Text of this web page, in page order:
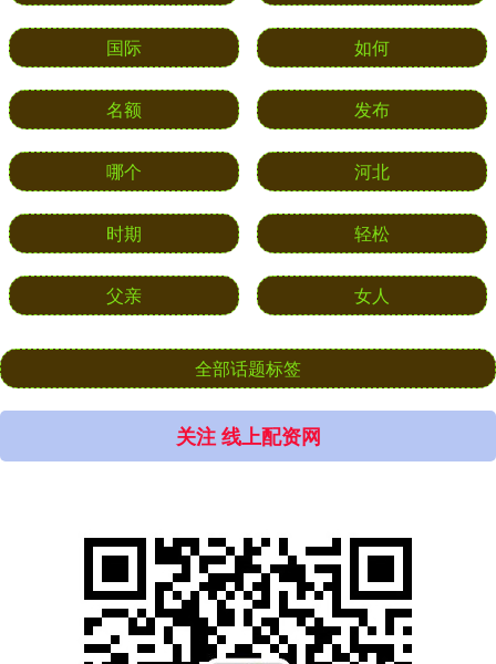
国际 如何
名额 发布
哪个 河北
时期 轻松
父亲 女人
全部话题标签
关注 线上配资网